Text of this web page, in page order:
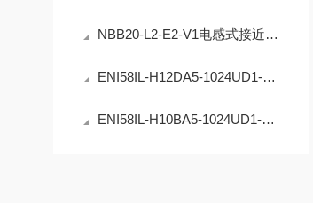
NBB20-L2-E2-V1电感式接近开关的工业自动化应用
ENI58IL-H12DA5-1024UD1-RC1编码器在工业定位中的应用
ENI58IL-H10BA5-1024UD1-RC1编码器的原理与应用